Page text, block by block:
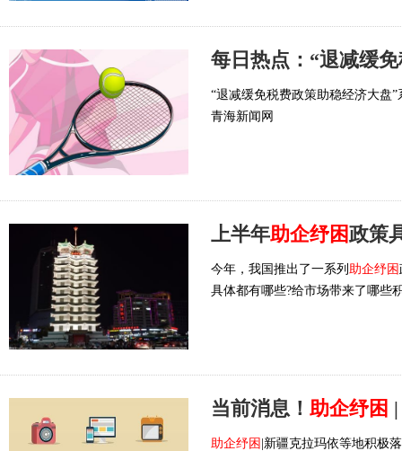
“退减缓免税费政策助稳经济大盘”
青海新闻网
上半年助企纾困政策具
今年，我国推出了一系列 助企纾困
具体都有哪些?给市场带来了哪些
当前消息！ 助企纾困 |
助企纾困 |新疆克拉玛依等地积极